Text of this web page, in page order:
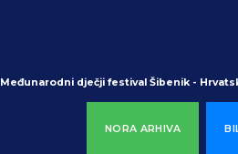
NORA ARHIVA
Međunarodni dječji festival Šibenik -